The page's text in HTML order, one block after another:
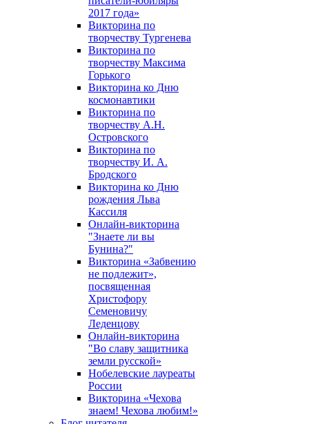
2017 года»
Викторина по
творчеству Тургенева
Викторина по
творчеству Максима
Горького
Викторина ко Дню
космонавтики
Викторина по
творчеству А.Н.
Островского
Викторина по
творчеству И. А.
Бродского
Викторина ко Дню
рождения Льва
Кассиля
Онлайн-викторина
"Знаете ли вы
Бунина?"
Викторина «Забвению
не подлежит»,
посвященная
Христофору
Семеновичу
Леденцову
Онлайн-викторина
"Во славу защитника
земли русской»
Нобелевские лауреаты
России
Викторина «Чехова
знаем! Чехова любим!»